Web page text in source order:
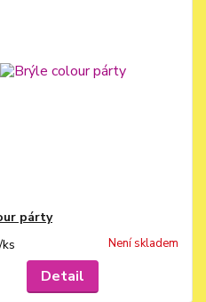
párty
ks Není skladem
Detail